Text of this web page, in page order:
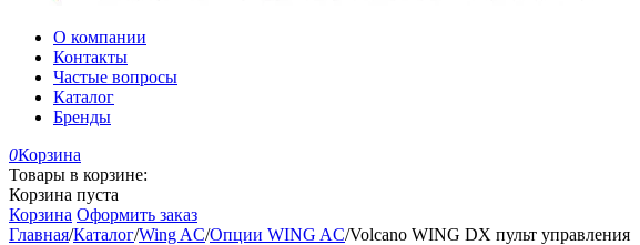
О компании
Контакты
Частые вопросы
Каталог
Бренды
0Корзина
Товары в корзине:
Корзина пуста
Корзина Оформить заказ
Главная/Каталог/Wing AC/Опции WING AC/Volcano WING DX пульт управления